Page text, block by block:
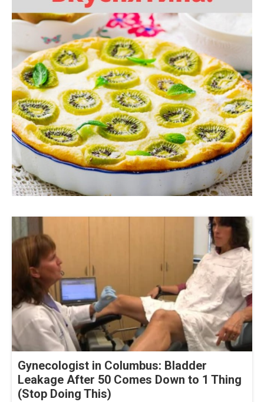
Gynecologist in Columbus: Bladder
Leakage After 50 Comes Down to 1 Thing
(Stop Doing This)